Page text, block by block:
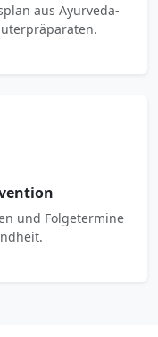
aus Ayurveda-
und Folgetermine